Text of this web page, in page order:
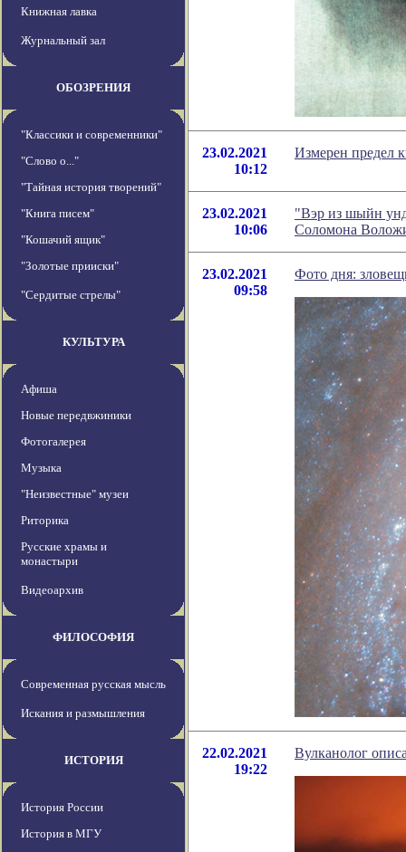
Книжная лавка
Журнальный зал
ОБОЗРЕНИЯ
"Классики и современники"
"Слово о..."
"Тайная история творений"
"Книга писем"
"Кошачий ящик"
"Золотые прииски"
"Сердитые стрелы"
КУЛЬТУРА
Афиша
Новые передвжиники
Фотогалерея
Музыка
"Неизвестные" музеи
Риторика
Русские храмы и
монастыри
Видеоархив
ФИЛОСОФИЯ
Современная русская мысль
Искания и размышления
ИСТОРИЯ
История России
История в МГУ
23.02.2021
10:12
Измерен предел
23.02.2021
10:06
"Вэр из шыйн унд
Соломона
23.02.2021
09:58
Фото дня:
22.02.2021
19:22
Вулканолог